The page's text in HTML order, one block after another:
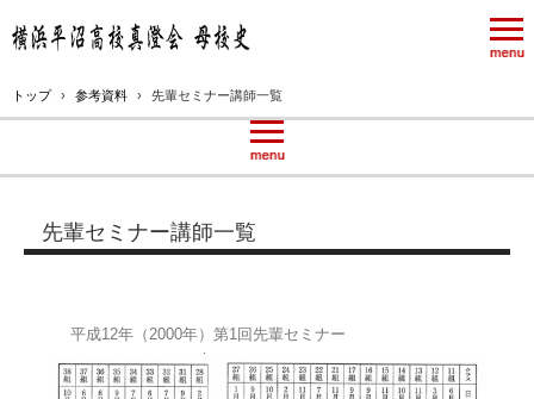
トップ › 参考資料 › 先輩セミナー講師一覧
先輩セミナー講師一覧
平成12年（2000年）第1回先輩セミナー